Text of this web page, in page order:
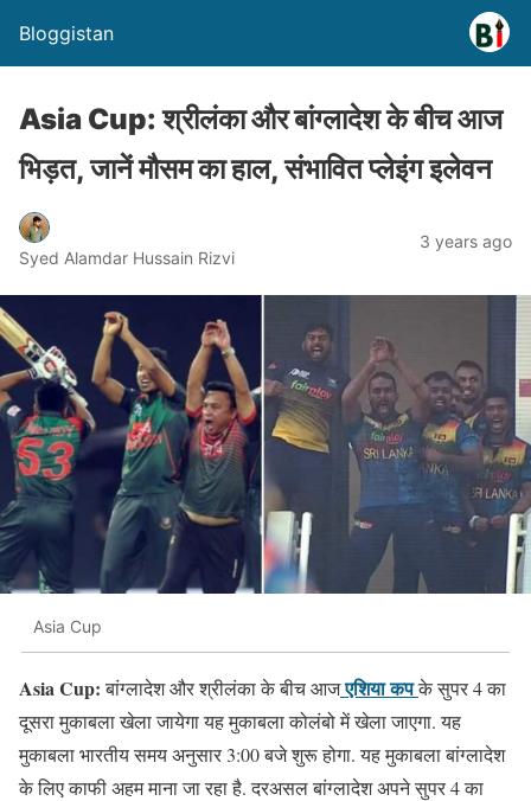
Bloggistan
Asia Cup: श्रीलंका और बांग्लादेश के बीच आज
भिड़त, जानें मौसम का हाल, संभावित प्लेइंग इलेवन
Syed Alamdar Hussain Rizvi
3 years ago
Asia Cup
Asia Cup:बांग्लादेश और श्रीलंका के बीच आजएशिया कपके सुपर 4 का
दूसरा मुकाबला खेला जायेगा यह मुकाबला कोलंबो में खेला जाएगा. यह
मुकाबला भारतीय समय अनुसार 3:00 बजे शुरू होगा. यह मुकाबला बांग्लादेश
के लिए काफी अहम माना जा रहा है. दरअसल बांग्लादेश अपने सुपर 4 का